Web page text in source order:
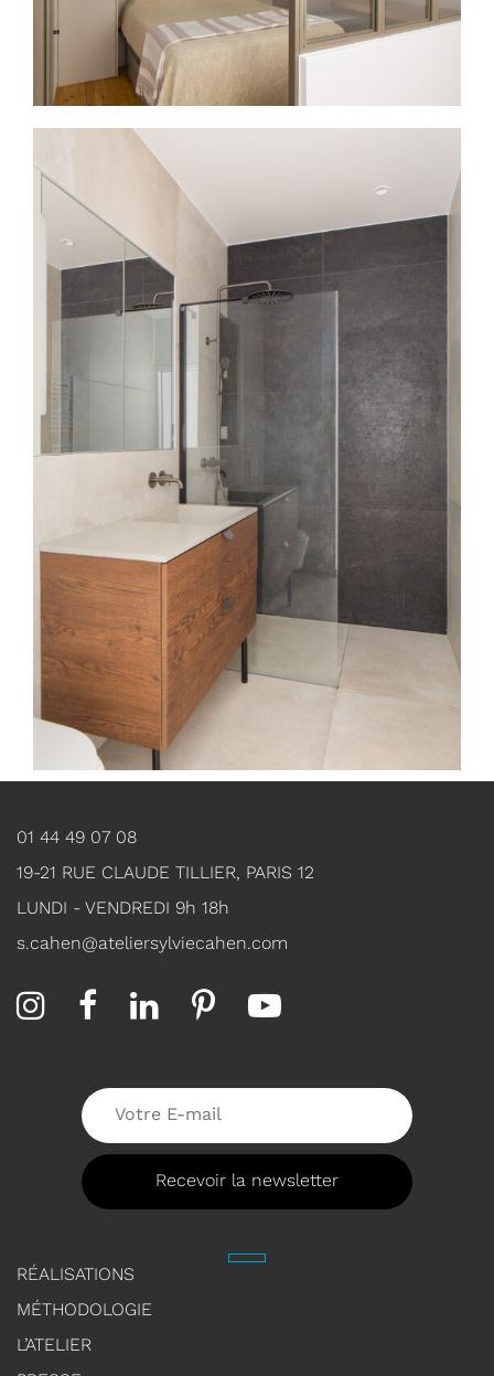
01 44 49 07 08
19-21 RUE CLAUDE TILLIER, PARIS 12
LUNDI - VENDREDI 9h 18h
s.cahen@ateliersylviecahen.com
RÉALISATIONS
MÉTHODOLOGIE
L’ATELIER